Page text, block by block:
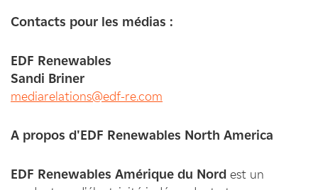
Contacts pour les médias :
EDF Renewables
Sandi Briner
mediarelations@edf-re.com
A propos d'EDF Renewables North America
EDF Renewables Amérique du Nord est un